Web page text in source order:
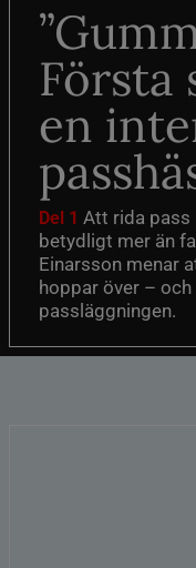
Första
en
Del 1 Att rida pass
betydligt mer än
Einarsson menar
hoppar över –
passläggningen.